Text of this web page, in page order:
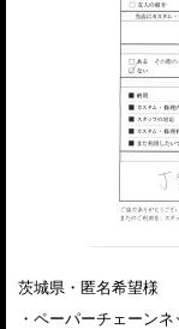
茨城県・匿名希望様
・ペーパーチェーンネ